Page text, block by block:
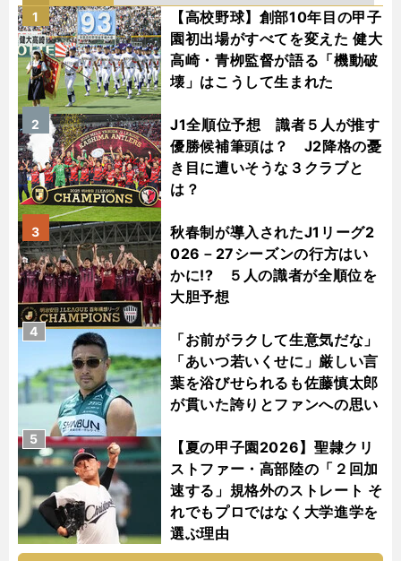
【高校野球】創部10年目の甲子
園初出場がすべてを変えた 健大
高崎・青栁監督が語る「機動破
壊」はこうして生まれた
1
J1全順位予想 識者５人が推す
優勝候補筆頭は？ J2降格の憂
き目に遭いそうな３クラブと
は？
2
秋春制が導入されたJ1リーグ2
026－27シーズンの行方はい
かに!? ５人の識者が全順位を
大胆予想
3
「お前がラクして生意気だな」
「あいつ若いくせに」厳しい言
葉を浴びせられるも佐藤慎太郎
が貫いた誇りとファンへの思い
4
【夏の甲子園2026】聖隷クリ
ストファー・高部陸の「２回加
速する」規格外のストレート そ
れでもプロではなく大学進学を
選ぶ理由
5